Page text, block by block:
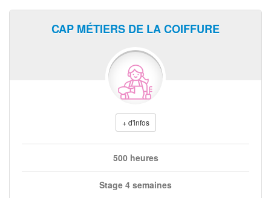
CAP MÉTIERS DE LA COIFFURE
+ d'infos
500 heures
Stage 4 semaines